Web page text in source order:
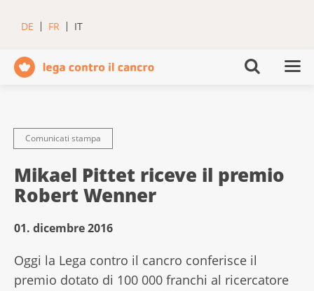
DE FR IT
Comunicati stampa
Mikael Pittet riceve il premio
Robert Wenner
01. dicembre 2016
Oggi la Lega contro il cancro conferisce il
premio dotato di 100 000 franchi al ricercatore